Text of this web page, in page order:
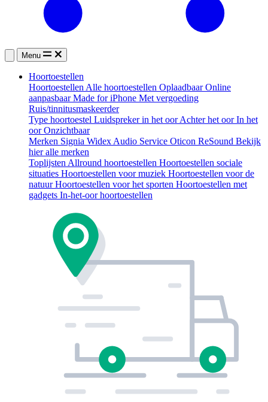
Menu
Hoortoestellen
HoortoestellenAlle hoortoestellen OplaadbaarOnline
aanpasbaarMade for iPhone Met vergoeding
Ruis/tinnitusmaskeerder
Type hoortoestel Luidspreker in het oorAchter het oorIn het
oorOnzichtbaar
Merken Signia WidexAudio Service Oticon ReSound Bekijk
hier alle merken
ToplijstenAllround hoortoestellen Hoortoestellen sociale
situaties Hoortoestellen voor muziek Hoortoestellen voor de
natuurHoortoestellen voor het sporten Hoortoestellen met
gadgets In-het-oor hoortoestellen